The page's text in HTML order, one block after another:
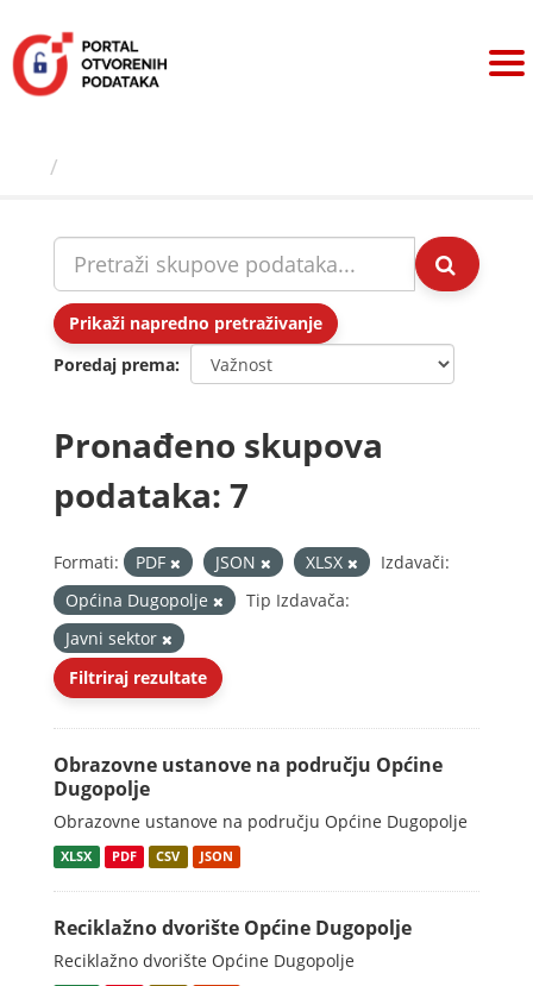
sadržaj
Prikaži napredno pretraživanje
Poredaj prema
Pronađeno skupova
podataka: 7
Formati: PDF JSON XLSX
Izdavači:
Općina Dugopolje
Tip Izdavača:
Javni sektor
Filtriraj rezultate
Obrazovne ustanove na području Općine
Dugopolje
Obrazovne ustanove na području Općine Dugopolje
XLSX PDF CSV JSON
Reciklažno dvorište Općine Dugopolje
Reciklažno dvorište Općine Dugopolje